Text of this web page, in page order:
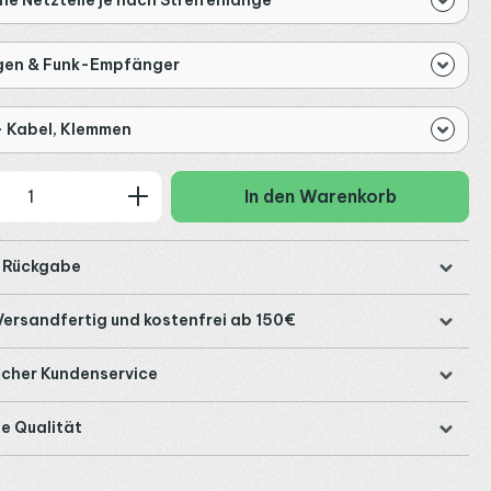
& Funk-Empfänger
Klemmen
Anzahl: Gib den gewünschten Wert
In den Warenkorb
und kostenfrei ab 150€
Kundenservice
Qualität